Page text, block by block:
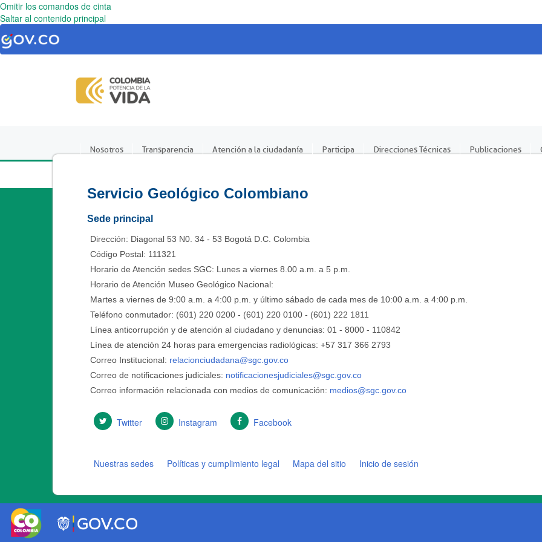
Omitir los comandos de cinta
Saltar al contenido principal
Nosotros Transparencia Atención a la ciudadanía Participa Direcciones Técnicas Publicaciones
Servicio Geológico Colombiano
Sede principal
Dirección: Diagonal 53 N0. 34 - 53 Bogotá D.C. Colombia
Código Postal: 111321
Horario de Atención sedes SGC: Lunes a viernes 8.00 a.m. a 5 p.m.
Horario de Atención Museo Geológico Nacional:
Martes a viernes de 9:00 a.m. a 4:00 p.m. y último sábado de cada mes de 10:00 a.m. a 4:00 p.m.
Teléfono conmutador: (601) 220 0200 - (601) 220 0100 - (601) 222 1811
Línea anticorrupción y de atención al ciudadano y denuncias: 01 - 8000 - 110842
Línea de atención 24 horas para emergencias radiológicas: +57 ​317 366 2793
Correo Institucional: relacionciudadana@sgc.gov.co
Correo de notificaciones judiciales: notificacionesjudiciales@sgc.gov.co
Correo información relacionada con medios de comunicación: medios@sgc.gov.co
Twitter Instagram Facebook
Nuestras sedes Políticas y cumplimiento legal Mapa del sitio Inicio de sesión